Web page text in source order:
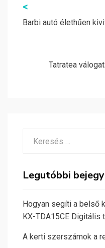
Bejegyzés
navigáció
<
Barbi autó élethűen
Tatratea
Legutóbbi
Hogyan segíti a belső
KX-TDA15CE
A kerti szerszámok a